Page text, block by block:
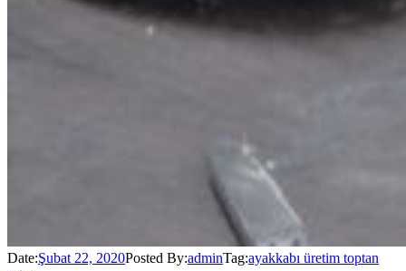
Date:Şubat 22, 2020Posted By:adminTag:ayakkabı üretim toptan